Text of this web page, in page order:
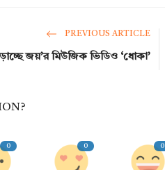
PREVIOUS ARTICLE
জয়’র মিউজিক ভিডিও ‘ধোকা’
0 0 0